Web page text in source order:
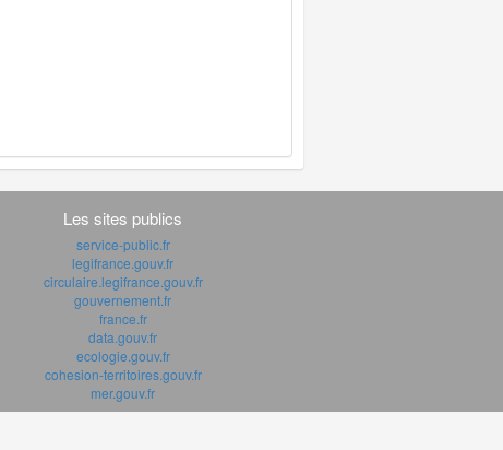
Les sites publics
service-public.fr
legifrance.gouv.fr
circulaire.legifrance.gouv.fr
gouvernement.fr
france.fr
data.gouv.fr
ecologie.gouv.fr
cohesion-territoires.gouv.fr
mer.gouv.fr